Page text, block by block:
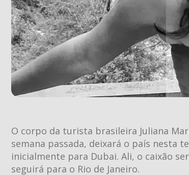
O corpo da turista brasileira Juliana
semana passada, deixará o país nesta
inicialmente para Dubai. Ali, o caixão
seguirá para o Rio de Janeiro.